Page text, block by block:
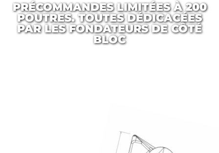
PRÉCOMMANDES LIMITÉES À 200
POUTRES. TOUTES DÉDICACÉES
PAR LES FONDATEURS DE CÔTÉ
BLOC